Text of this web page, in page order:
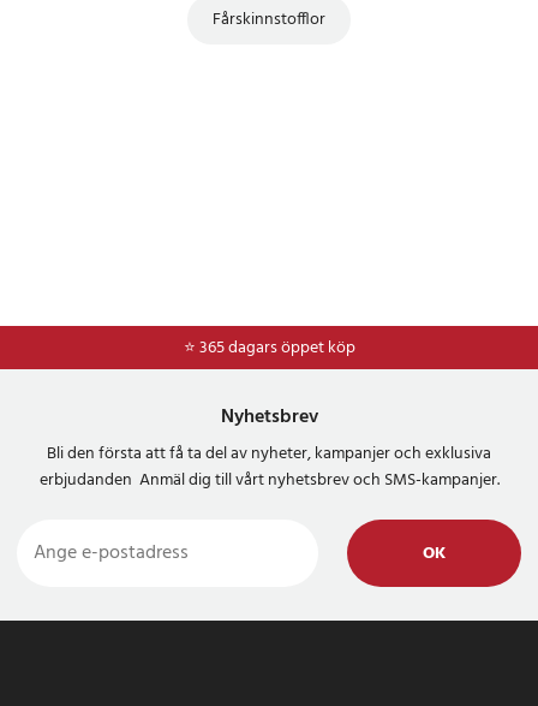
Fårskinnstofflor
⭐ 365 dagars öppet köp
⭐Frakt 49kr *
Nyhetsbrev
Bli den första att få ta del av nyheter, kampanjer och exklusiva
erbjudanden Anmäl dig till vårt nyhetsbrev och SMS-kampanjer.
OK